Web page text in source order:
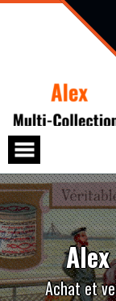
Skip
Achat et